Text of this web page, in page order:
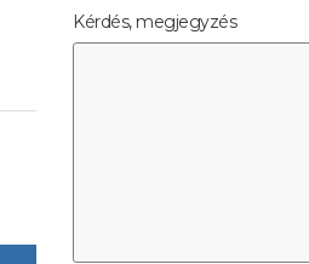
Kérdés, megjegyzés